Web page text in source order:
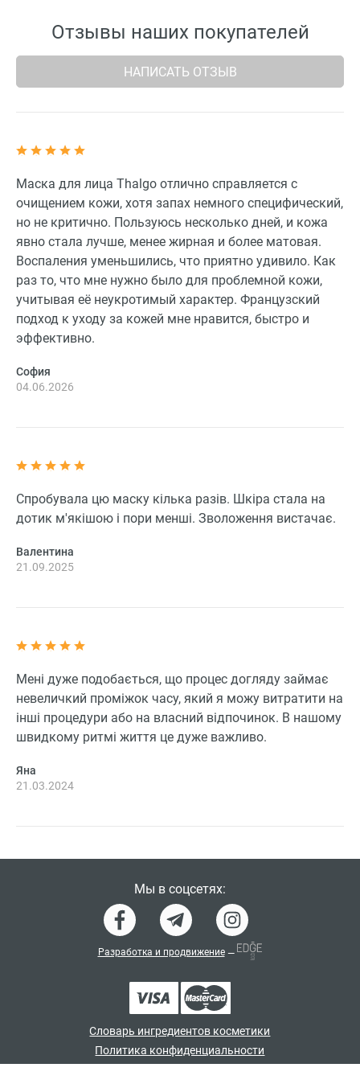
Отзывы наших покупателей
НАПИСАТЬ ОТЗЫВ
Маска для лица Thalgo отлично справляется с
очищением кожи, хотя запах немного специфический,
но не критично. Пользуюсь несколько дней, и кожа
явно стала лучше, менее жирная и более матовая.
Воспаления уменьшились, что приятно удивило. Как
раз то, что мне нужно было для проблемной кожи,
учитывая её неукротимый характер. Французский
подход к уходу за кожей мне нравится, быстро и
эффективно.
София
04.06.2026
Спробувала цю маску кілька разів. Шкіра стала на
дотик м'якішою і пори менші. Зволоження вистачає.
Валентина
21.09.2025
Мені дуже подобається, що процес догляду займає
невеличкий проміжок часу, який я можу витратити на
інші процедури або на власний відпочинок. В нашому
швидкому ритмі життя це дуже важливо.
Яна
21.03.2024
Словарь ингредиентов косметики
Политика конфиденциальности
Мы в соцсетях:
Разработка и продвижение —